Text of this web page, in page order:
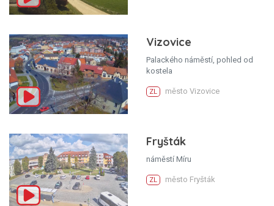
Vizovice
Palackého náměstí, pohled od
kostela
ZL město Vizovice
Fryšták
náměstí Míru
ZL město Fryšták